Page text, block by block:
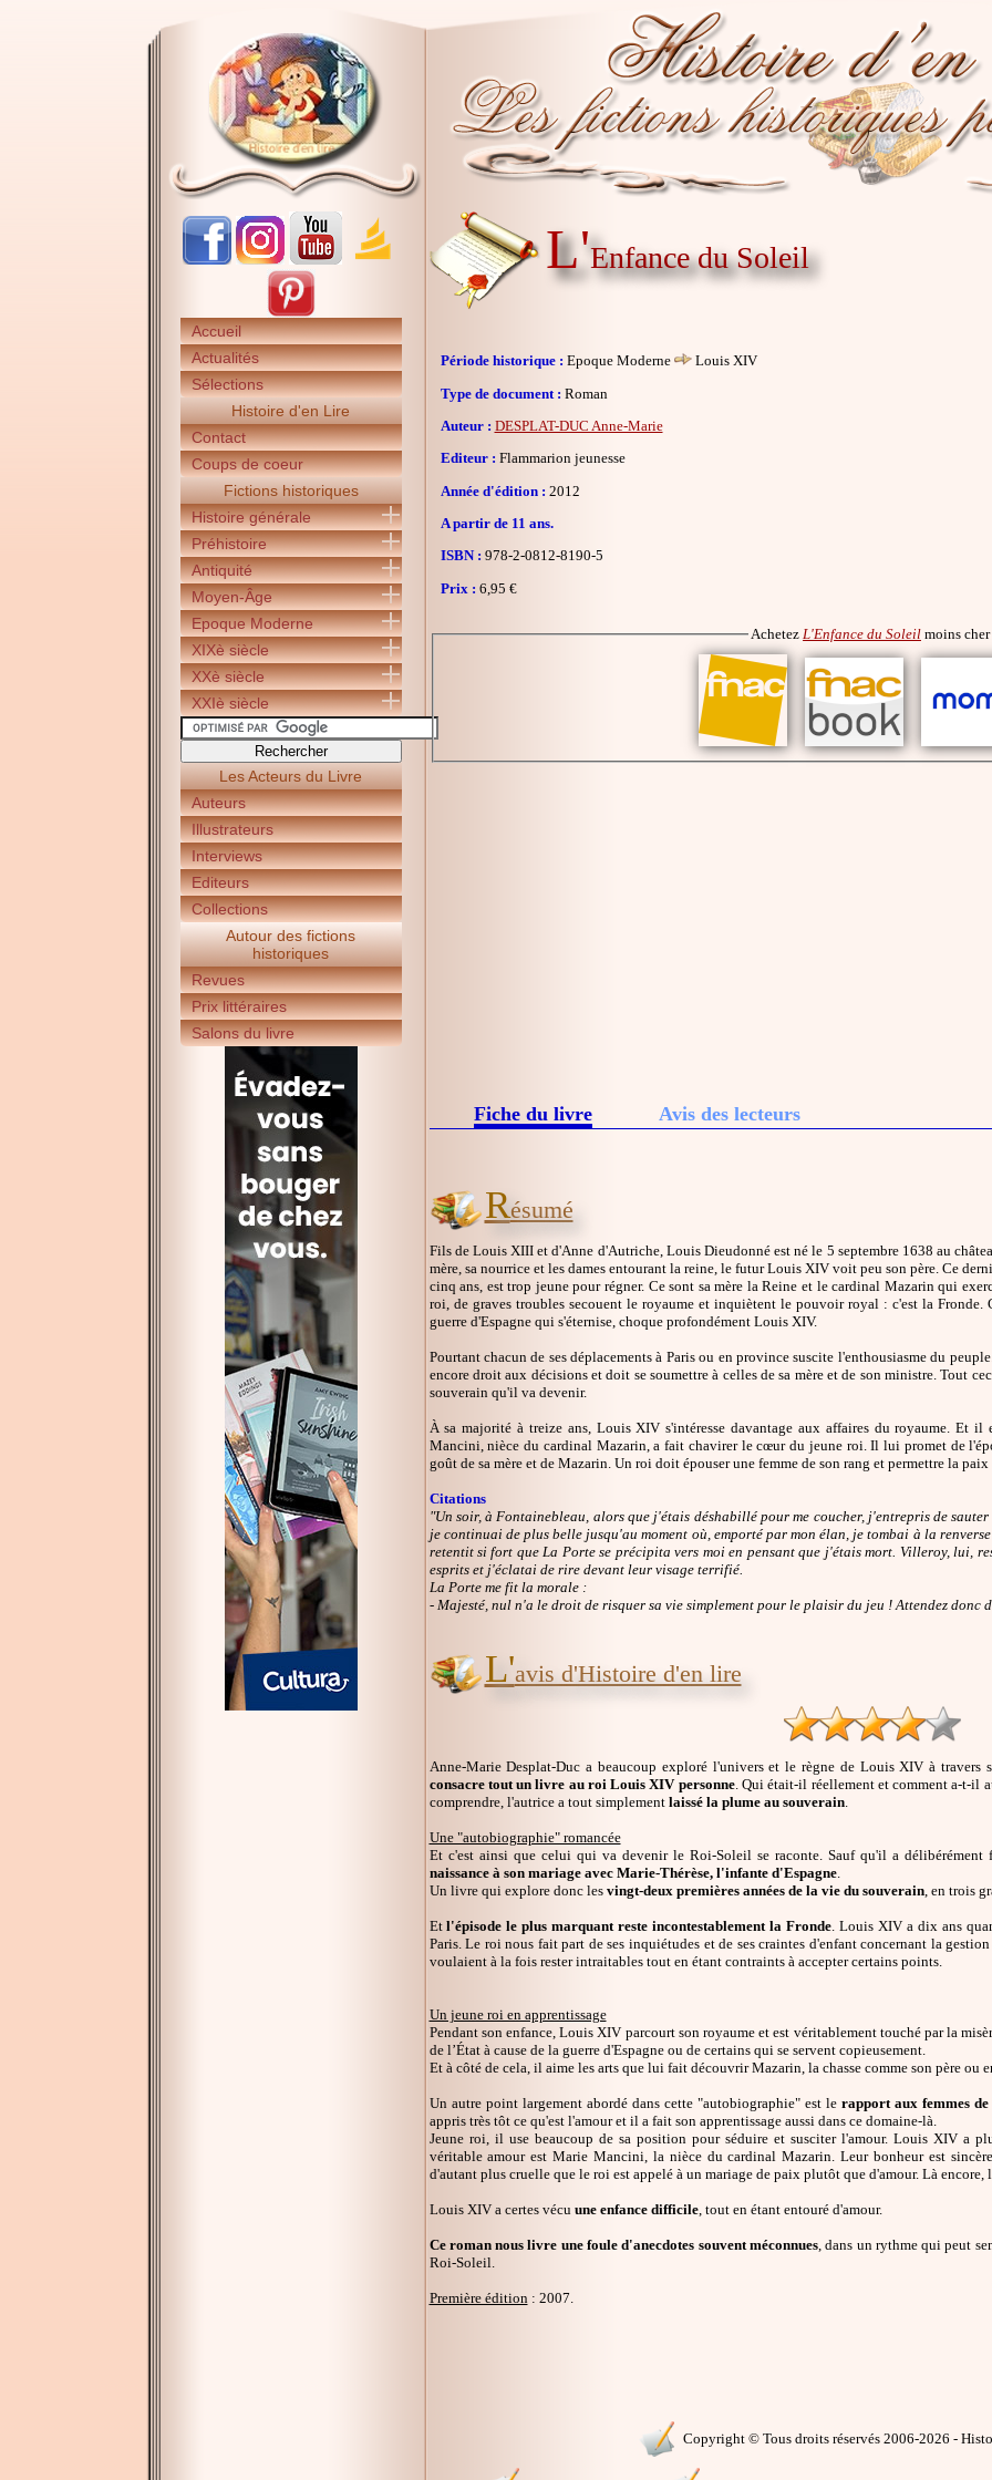
Accueil
Actualités
Sélections
Histoire d'en Lire
Contact
Coups de coeur
Fictions historiques
Histoire générale
Préhistoire
Antiquité
Moyen-Âge
Epoque Moderne
XIXè siècle
XXè siècle
XXIè siècle
Les Acteurs du Livre
Auteurs
Illustrateurs
Interviews
Editeurs
Collections
Autour des fictions
historiques
Revues
Prix littéraires
Salons du livre
L'Enfance du Soleil
Période historique : Epoque Moderne
Louis XIV
Type de document : Roman
Auteur : DESPLAT-DUC Anne-Marie
Editeur : Flammarion jeunesse
Année d'édition : 2012
A partir de 11 ans.
ISBN : 978-2-0812-8190-5
Prix : 6,95 €
Achetez L'Enfance du Soleil moins cher
Fiche du livre Avis des lecteurs
Résumé
Fils de Louis XIII et d'Anne d'Autriche, Louis Dieudonné est né le 5 septembre 1638 au
mère, sa nourrice et les dames entourant la reine, le futur Louis XIV voit peu son père. Ce
cinq ans, est trop jeune pour régner. Ce sont sa mère la Reine et le cardinal Mazarin qui
roi, de graves troubles secouent le royaume et inquiètent le pouvoir royal : c'est la Fronde.
guerre d'Espagne qui s'éternise, choque profondément Louis XIV.
Pourtant chacun de ses déplacements à Paris ou en province suscite l'enthousiasme du
encore droit aux décisions et doit se soumettre à celles de sa mère et de son ministre. Tout
souverain qu'il va devenir.
À sa majorité à treize ans, Louis XIV s'intéresse davantage aux affaires du royaume. Et
Mancini, nièce du cardinal Mazarin, a fait chavirer le cœur du jeune roi. Il lui promet de
goût de sa mère et de Mazarin. Un roi doit épouser une femme de son rang et permettre la
Citations
"Un soir, à Fontainebleau, alors que j'étais déshabillé pour me coucher, j'entrepris de
je continuai de plus belle jusqu'au moment où, emporté par mon élan, je tombai à la
retentit si fort que La Porte se précipita vers moi en pensant que j'étais mort. Villeroy, lui,
esprits et j'éclatai de rire devant leur visage terrifié.
La Porte me fit la morale :
- Majesté, nul n'a le droit de risquer sa vie simplement pour le plaisir du jeu ! Attendez donc
L'avis d'Histoire d'en lire
Anne-Marie Desplat-Duc a beaucoup exploré l'univers et le règne de Louis XIV à travers
consacre tout un livre au roi Louis XIV personne. Qui était-il réellement et comment a-t-il
comprendre, l'autrice a tout simplement laissé la plume au souverain.
Une "autobiographie" romancée
Et c'est ainsi que celui qui va devenir le Roi-Soleil se raconte. Sauf qu'il a
naissance à son mariage avec Marie-Thérèse, l'infante d'Espagne.
Un livre qui explore donc les vingt-deux premières années de la vie du souverain, en trois
Etl'épisode le plus marquant reste incontestablement la Fronde . Louis XIV a dix ans
Paris. Le roi nous fait part de ses inquiétudes et de ses craintes d'enfant concernant la
voulaient à la fois rester intraitables tout en étant contraints à accepter certains points.
Un jeune roi en apprentissage
Pendant son enfance, Louis XIV parcourt son royaume et est véritablement touché par la
de l’État à cause de la guerre d'Espagne ou de certains qui se servent copieusement.
Et à côté de cela, il aime les arts que lui fait découvrir Mazarin, la chasse comme son père ou
Un autre point largement abordé dans cette "autobiographie" est le rapport aux femmes
appris très tôt ce qu'est l'amour et il a fait son apprentissage aussi dans ce domaine-là.
Jeune roi, il use beaucoup de sa position pour séduire et susciter l'amour. Louis XIV a
véritable amour est Marie Mancini, la nièce du cardinal Mazarin. Leur bonheur est
d'autant plus cruelle que le roi est appelé à un mariage de paix plutôt que d'amour. Là
Louis XIV a certes vécu une enfance difficile, tout en étant entouré d'amour.
Ce roman nous livre une foule d'anecdotes souvent méconnues, dans un rythme qui peut
Roi-Soleil.
Première édition : 2007.
Copyright © Tous droits réservés 2006-2026 -